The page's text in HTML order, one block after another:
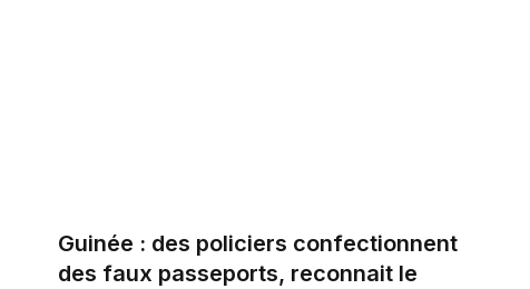
Guinée : des policiers confectionnent
des faux passeports, reconnait le